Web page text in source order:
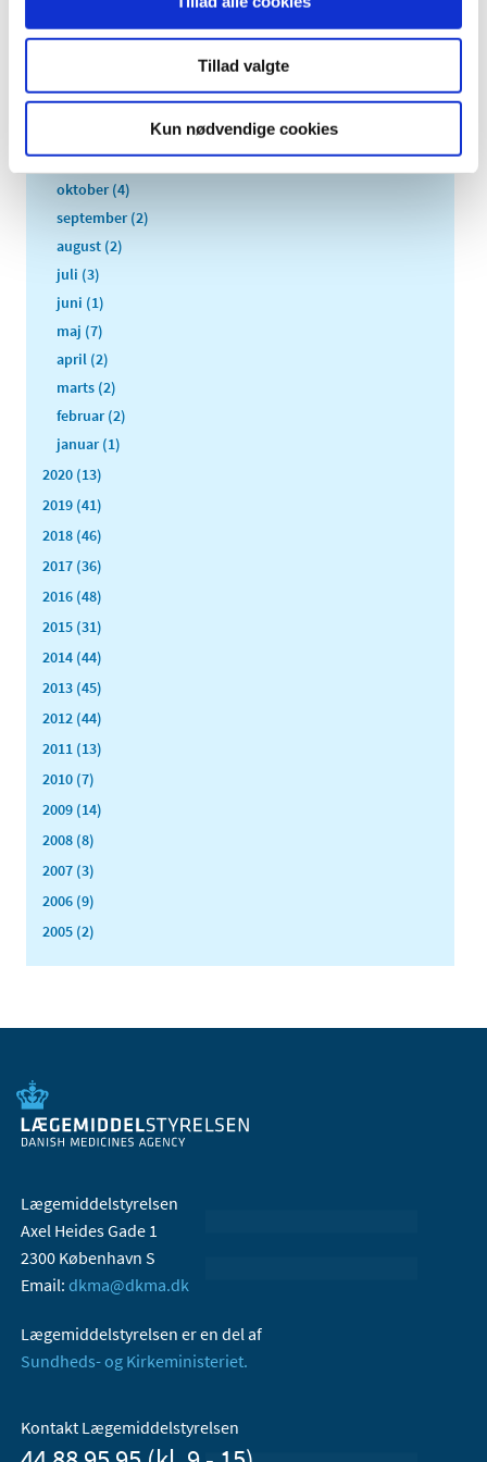
Tillad valgte
Kun nødvendige cookies
2023 (18)
2021 (32)
november (4)
oktober (4)
september (2)
august (2)
juli (3)
juni (1)
maj (7)
april (2)
marts (2)
februar (2)
januar (1)
2020 (13)
2019 (41)
2018 (46)
2017 (36)
2016 (48)
2015 (31)
2014 (44)
2013 (45)
2012 (44)
2011 (13)
2010 (7)
2009 (14)
2008 (8)
2007 (3)
2006 (9)
2005 (2)
Lægemiddelstyrelsen
Axel Heides Gade 1
2300 København S
Email: dkma@dkma.dk
Lægemiddelstyrelsen er en del af
Sundheds- og Kirkeministeriet.
Kontakt Lægemiddelstyrelsen